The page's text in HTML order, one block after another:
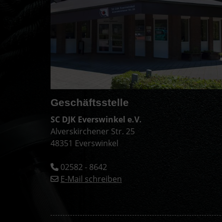
Geschäftsstelle
SC DJK Everswinkel e.V.
Alverskirchener Str. 25
48351 Everswinkel
02582 - 8642
E-Mail schreiben